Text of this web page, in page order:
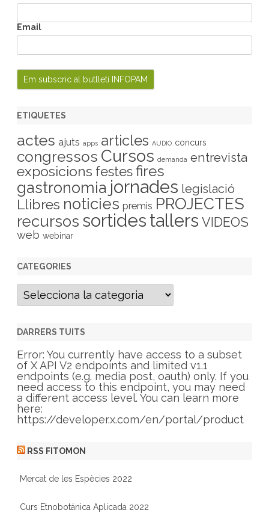
Email
ETIQUETES
actes ajuts apps articles AUDIO concurs
congressos Cursos demanda entrevista
exposicions festesfires
gastronomia jornades legislació
Llibres noticies premis PROJECTES
recursos sortides tallers VIDEOS
web webinar
CATEGORIES
C
t
g
r
i
e
s
DARRERS TUITS
Error: You currently have access to a subset
of X API V2 endpoints and limited v1.1
endpoints (e.g. media post, oauth) only. If you
need access to this endpoint, you may need
a different access level. You can learn more
here:
https://developer.x.com/en/portal/product
RSS FITOMON
Mercat de les Espècies 2022
Curs Etnobotánica Aplicada 2022